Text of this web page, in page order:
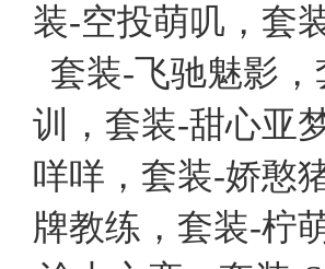
装-空投萌叽，套
套装-飞驰魅影
训，套装-甜心亚
咩咩，套装-娇憨
牌教练，套装-柠